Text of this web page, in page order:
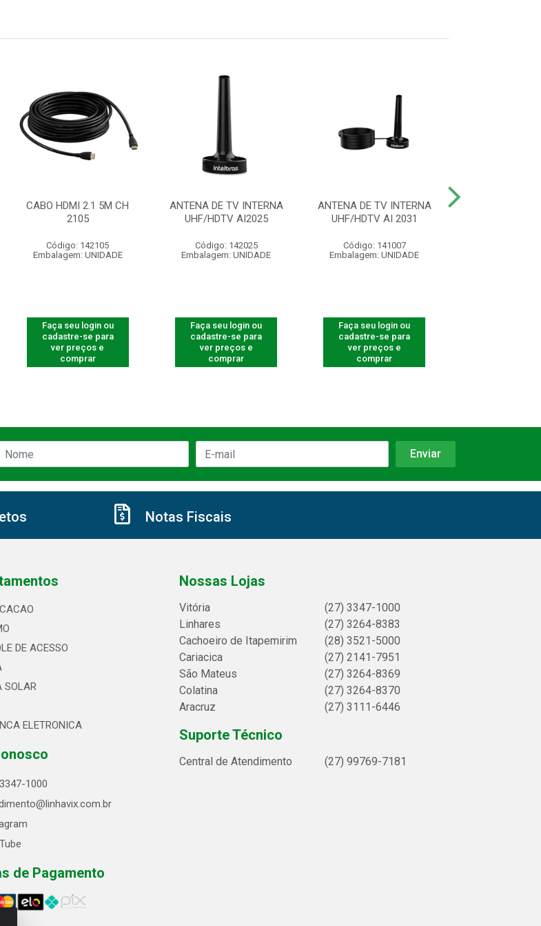
CABO HDMI 2.1 5M CH
2105
Código: 142105
Embalagem: UNIDADE
Faça seu login ou
cadastre-se para
ver preços e
comprar
ANTENA DE TV INTERNA
UHF/HDTV AI2025
Código: 142025
Embalagem: UNIDADE
Faça seu login ou
cadastre-se para
ver preços e
comprar
ANTENA DE TV INTERNA
UHF/HDTV AI 2031
Código: 141007
Embalagem: UNIDADE
Faça seu login ou
cadastre-se para
ver preços e
comprar
Notas Fiscais
DE ACESSO
SOLAR
ELETRONICA
1000
de Pagamento
Nossas Lojas
Vitória
(27) 3347-1000
Linhares
(27) 3264-8383
Cachoeiro de Itapemirim
(28) 3521-5000
Cariacica
(27) 2141-7951
São Mateus
(27) 3264-8369
Colatina
(27) 3264-8370
Aracruz
(27) 3111-6446
Suporte Técnico
Central de Atendimento (27) 99769-7181